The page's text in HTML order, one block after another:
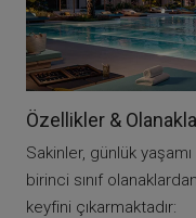
Özellikler &
Sakinler, günlük
birinci sınıf
keyfini çıkarmaktadır: